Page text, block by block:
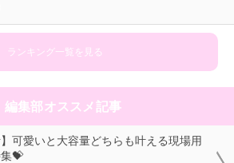
ランキング一覧を見る
編集部オススメ記事
】可愛いと大容量どちらも叶える現場用
💝